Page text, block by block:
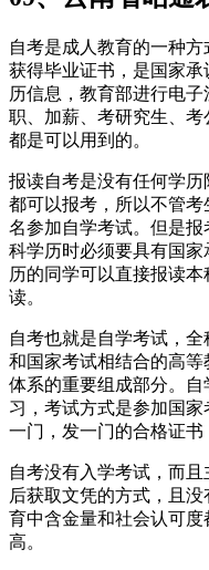
自考是成人教育的一种
获得毕业证书，是国家
历信息，教育部进行电
职、加薪、考研究生、
都是可以用到的。
报读自考是没有任何学
都可以报考，所以不管
名参加自学考试。但是
科学历时必须要具有国
历的同学可以直接报读
读。
自考也就是自学考试，
和国家考试相结合的高
体系的重要组成部分。
习，考试方式是参加国
一门，发一门的合格证书
自考没有入学考试，而
后获取文凭的方式，且
育中含金量和社会认可
高。